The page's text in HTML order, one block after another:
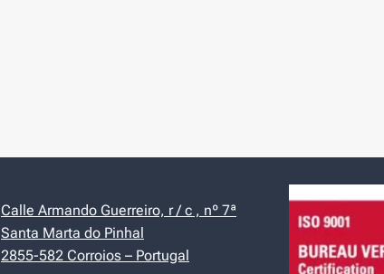
Calle Armando Guerreiro, r / c , nº 7ª
Santa Marta do Pinhal
2855-582 Corroios – Portugal